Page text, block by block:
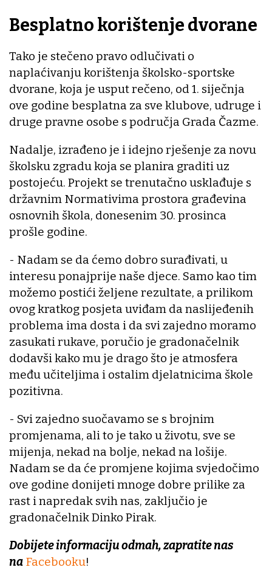
Besplatno korištenje dvorane
Tako je stečeno pravo odlučivati o
naplaćivanju korištenja školsko-sportske
dvorane, koja je usput rečeno, od 1. siječnja
ove godine besplatna za sve klubove, udruge i
druge pravne osobe s područja Grada Čazme.
Nadalje, izrađeno je i idejno rješenje za novu
školsku zgradu koja se planira graditi uz
postojeću. Projekt se trenutačno usklađuje s
državnim Normativima prostora građevina
osnovnih škola, donesenim 30. prosinca
prošle godine.
- Nadam se da ćemo dobro surađivati, u
interesu ponajprije naše djece. Samo kao tim
možemo postići željene rezultate, a prilikom
ovog kratkog posjeta uviđam da naslijeđenih
problema ima dosta i da svi zajedno moramo
zasukati rukave, poručio je gradonačelnik
dodavši kako mu je drago što je atmosfera
među učiteljima i ostalim djelatnicima škole
pozitivna.
- Svi zajedno suočavamo se s brojnim
promjenama, ali to je tako u životu, sve se
mijenja, nekad na bolje, nekad na lošije.
Nadam se da će promjene kojima svjedočimo
ove godine donijeti mnoge dobre prilike za
rast i napredak svih nas, zaključio je
gradonačelnik Dinko Pirak.
Dobijete informaciju odmah, zapratite nas
na Facebooku!